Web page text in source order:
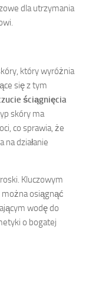
dla utrzymania
który wyróżnia
się z tym
ściągnięcia
skóry ma
co sprawia, że
na działanie
Kluczowym
osiągnąć
wodę do
o bogatej